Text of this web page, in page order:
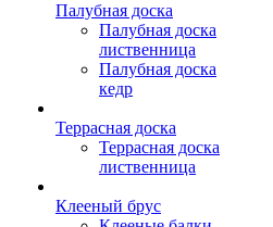
Палубная доска
Палубная доска
лиственница
Палубная доска
кедр
Террасная доска
Террасная доска
лиственница
Клееный брус